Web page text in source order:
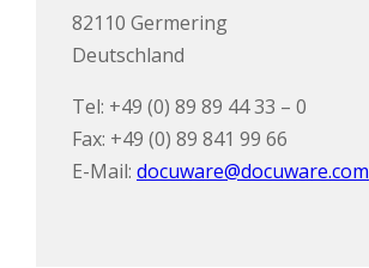
82110 Germering
Deutschland
Tel: +49 (0) 89 89 44 33 – 0
Fax: +49 (0) 89 841 99 66
E-Mail: docuware@docuware.com